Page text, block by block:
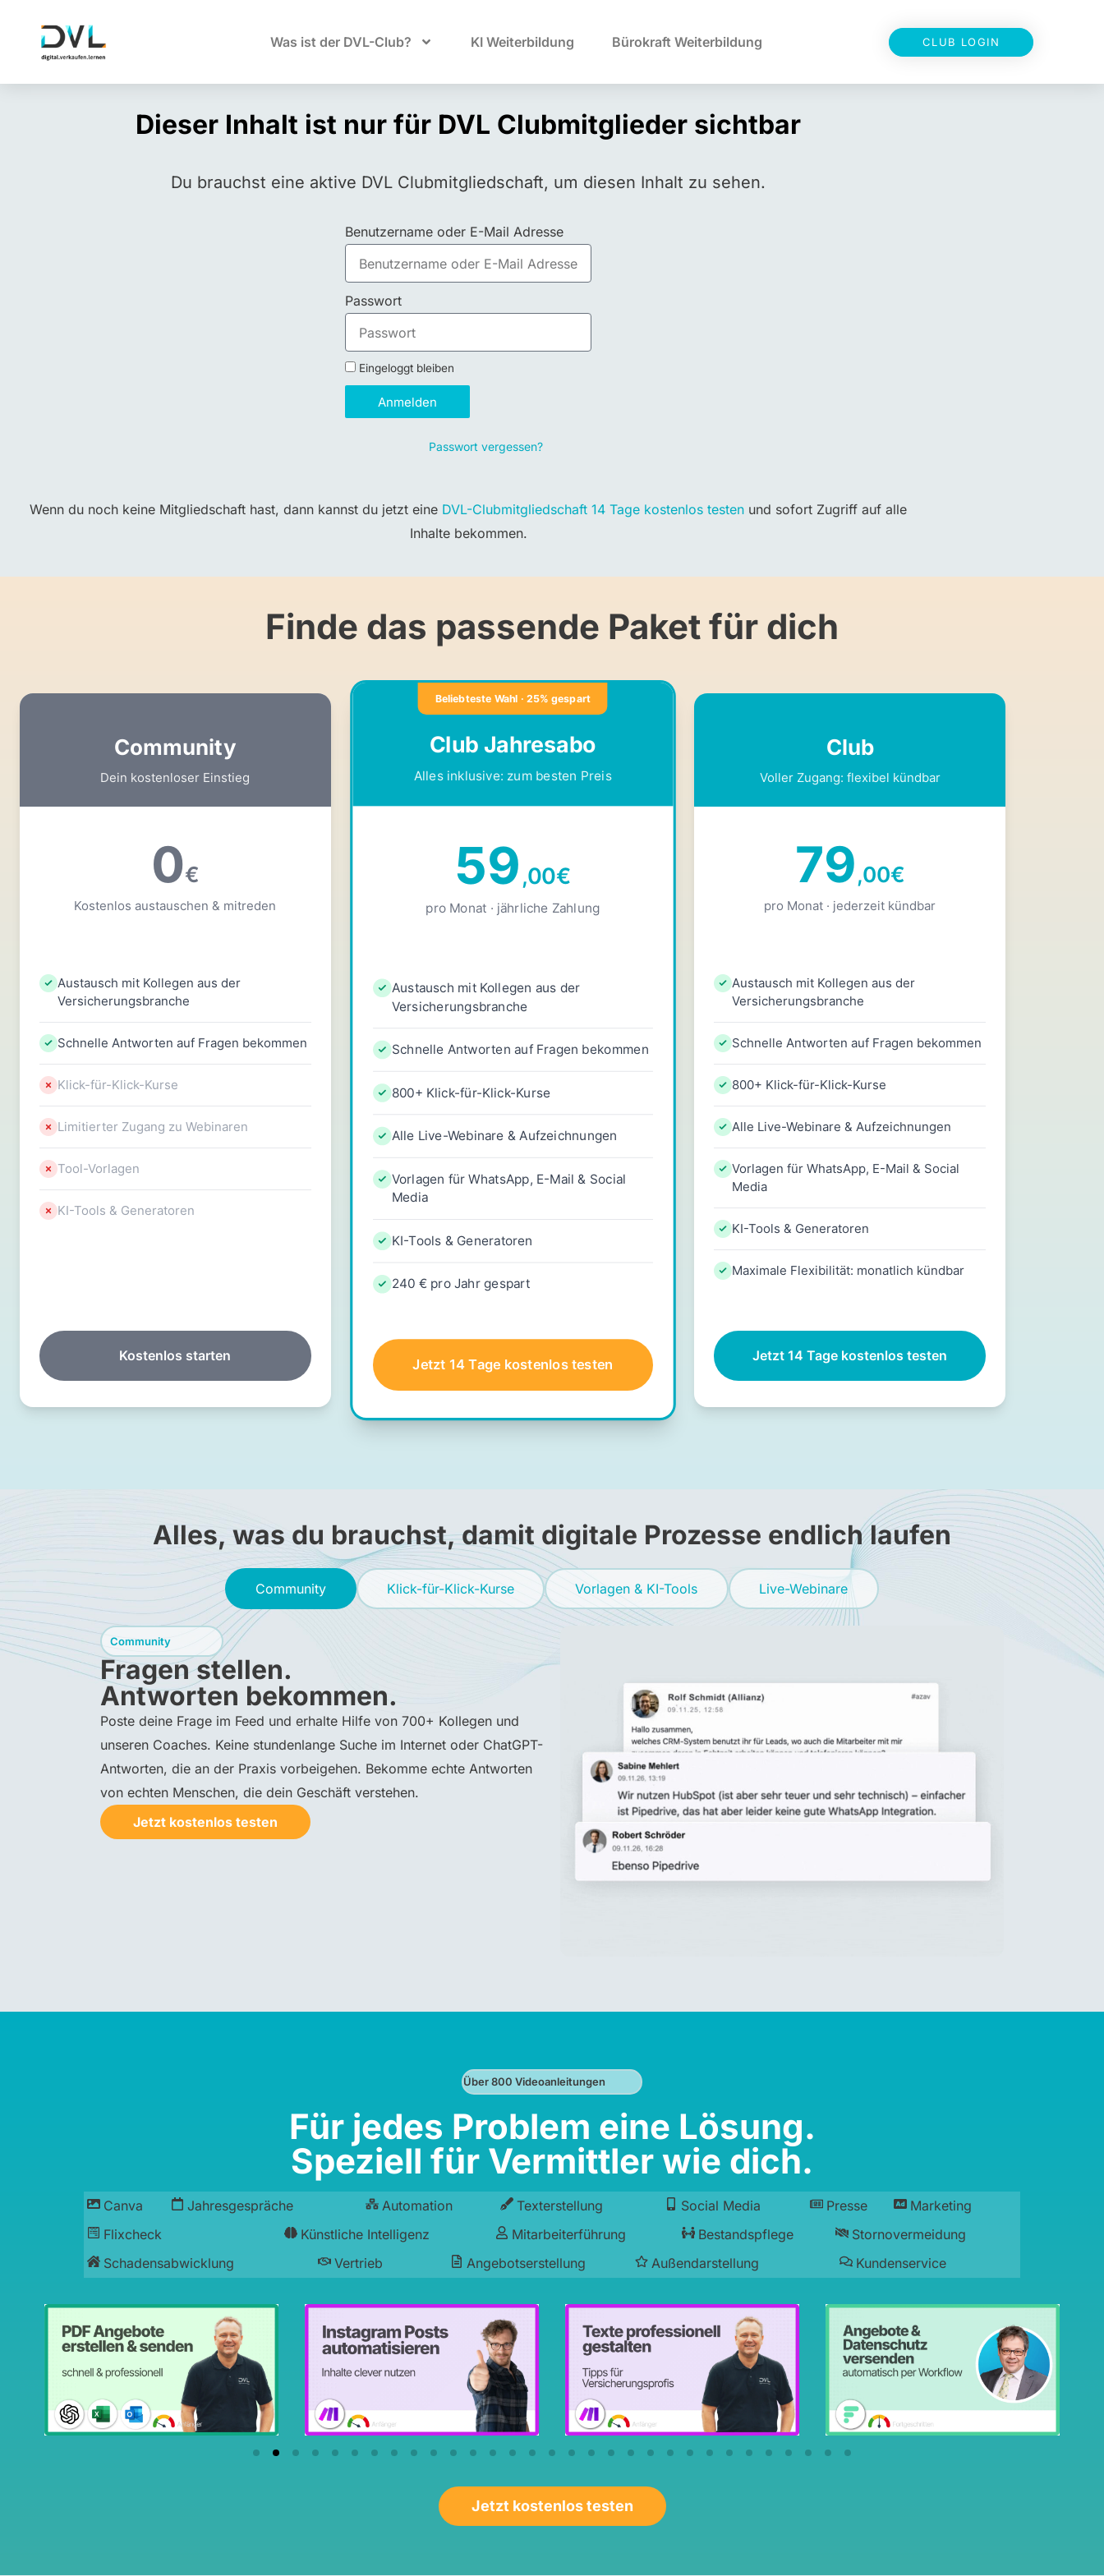
Was ist der DVL-Club? KI Weiterbildung Bürokraft Weiterbildung CLUB LOGIN
Dieser Inhalt ist nur für DVL Clubmitglieder sichtbar
Du brauchst eine aktive DVL Clubmitgliedschaft, um diesen Inhalt zu sehen.
Benutzername oder E-Mail Adresse
Passwort
Eingeloggt bleiben
Anmelden
Passwort vergessen?
Wenn du noch keine Mitgliedschaft hast, dann kannst du jetzt eine DVL-Clubmitgliedschaft 14 Tage kostenlos testen und sofort Zugriff auf alle
Inhalte bekommen.
Finde das passende Paket für dich
Community
Dein kostenloser Einstieg
0€
Kostenlos austauschen & mitreden
Austausch mit Kollegen aus der
Versicherungsbranche
Schnelle Antworten auf Fragen bekommen
Klick-für-Klick-Kurse
Limitierter Zugang zu Webinaren
Tool-Vorlagen
KI-Tools & Generatoren
Kostenlos starten
Beliebteste Wahl · 25% gespart
Club Jahresabo
Alles inklusive: zum besten Preis
59,00€
pro Monat · jährliche Zahlung
Austausch mit Kollegen aus der
Versicherungsbranche
Schnelle Antworten auf Fragen bekommen
800+ Klick-für-Klick-Kurse
Alle Live-Webinare & Aufzeichnungen
Vorlagen für WhatsApp, E-Mail & Social
Media
KI-Tools & Generatoren
240 € pro Jahr gespart
Jetzt 14 Tage kostenlos testen
Club
Voller Zugang: flexibel kündbar
79,00€
pro Monat · jederzeit kündbar
Austausch mit Kollegen aus der
Versicherungsbranche
Schnelle Antworten auf Fragen bekommen
800+ Klick-für-Klick-Kurse
Alle Live-Webinare & Aufzeichnungen
Vorlagen für WhatsApp, E-Mail & Social
Media
KI-Tools & Generatoren
Maximale Flexibilität: monatlich kündbar
Jetzt 14 Tage kostenlos testen
Alles, was du brauchst, damit digitale Prozesse endlich laufen
Community Klick-für-Klick-Kurse Vorlagen & KI-Tools Live-Webinare
Community
Fragen stellen.
Antworten bekommen.
Poste deine Frage im Feed und erhalte Hilfe von 700+ Kollegen und
unseren Coaches. Keine stundenlange Suche im Internet oder ChatGPT-
Antworten, die an der Praxis vorbeigehen. Bekomme echte Antworten
von echten Menschen, die dein Geschäft verstehen.
Jetzt kostenlos testen
Über 800 Videoanleitungen
Für jedes Problem eine Lösung.
Speziell für Vermittler wie dich.
Canva Jahresgespräche Automation Texterstellung Social Media Presse
Marketing
Flixcheck
Künstliche Intelligenz Mitarbeiterführung Bestandspflege
Stornovermeidung
Schadensabwicklung
Vertrieb Angebotserstellung Außendarstellung Kundenservice
Jetzt kostenlos testen